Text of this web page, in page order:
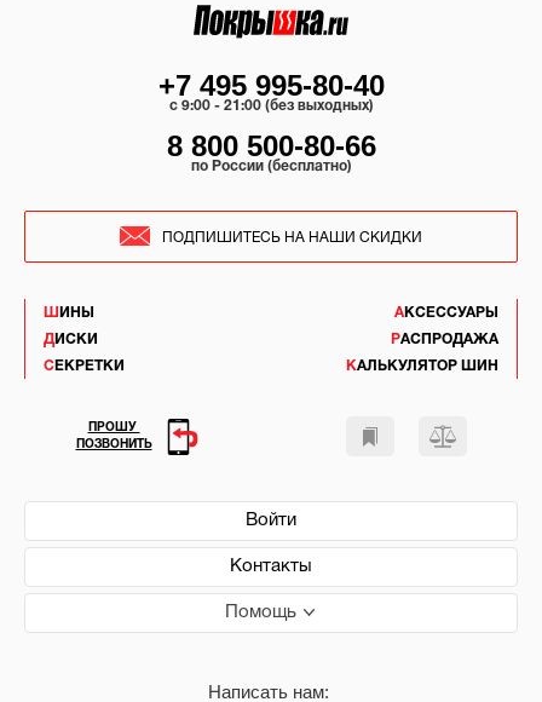
ШИНЫ
ДИСКИ
СЕКРЕТКИ
АКСЕССУАРЫ
РАСПРОДАЖА
КАЛЬКУЛЯТОР ШИН
Войти
Контакты
Помощь
Написать нам:
+7 495 995-80-40
c 9:00 - 21:00 (без выходных)
8 800 500-80-66
по России (бесплатно)
ПОДПИШИТЕСЬ НА НАШИ СКИДКИ
ПРОШУ
ПОЗВОНИТЬ